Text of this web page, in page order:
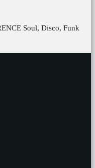
Soul, Disco, Funk